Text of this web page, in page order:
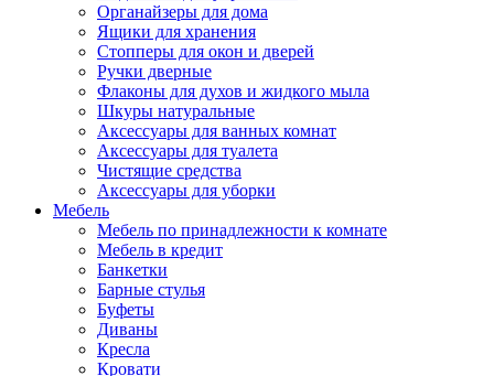
Органайзеры для дома
Ящики для хранения
Стопперы для окон и дверей
Ручки дверные
Флаконы для духов и жидкого мыла
Шкуры натуральные
Аксессуары для ванных комнат
Аксессуары для туалета
Чистящие средства
Аксессуары для уборки
Мебель
Мебель по принадлежности к комнате
Мебель в кредит
Банкетки
Барные стулья
Буфеты
Диваны
Кресла
Кровати